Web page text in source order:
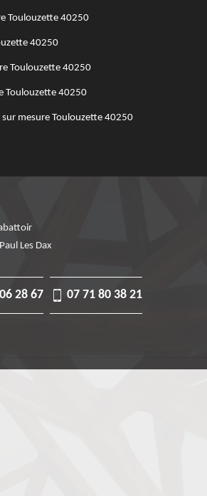
Toulouzette 40250
40250
Toulouzette 40250
Toulouzette 40250
mesure Toulouzette 40250
Les Dax
28 67 07 71 80 38 21